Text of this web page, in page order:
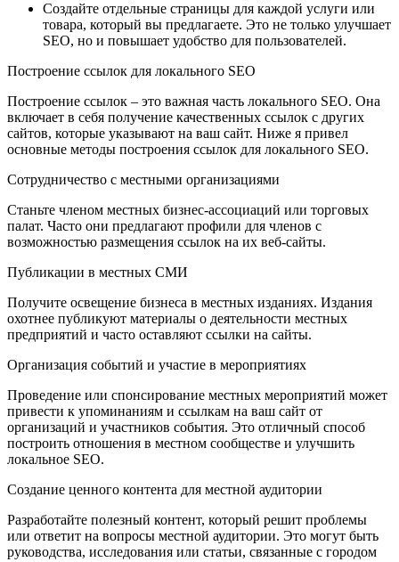
Создайте отдельные страницы для каждой услуги или
товара, который вы предлагаете. Это не только улучшает
SEO, но и повышает удобство для пользователей.
Построение ссылок для локального SEO
Построение ссылок – это важная часть локального SEO. Она
включает в себя получение качественных ссылок с других
сайтов, которые указывают на ваш сайт. Ниже я привел
основные методы построения ссылок для локального SEO.
Сотрудничество с местными организациями
Станьте членом местных бизнес-ассоциаций или торговых
палат. Часто они предлагают профили для членов с
возможностью размещения ссылок на их веб-сайты.
Публикации в местных СМИ
Получите освещение бизнеса в местных изданиях. Издания
охотнее публикуют материалы о деятельности местных
предприятий и часто оставляют ссылки на сайты.
Организация событий и участие в мероприятиях
Проведение или спонсирование местных мероприятий может
привести к упоминаниям и ссылкам на ваш сайт от
организаций и участников события. Это отличный способ
построить отношения в местном сообществе и улучшить
локальное SEO.
Создание ценного контента для местной аудитории
Разработайте полезный контент, который решит проблемы
или ответит на вопросы местной аудитории. Это могут быть
руководства, исследования или статьи, связанные с городом